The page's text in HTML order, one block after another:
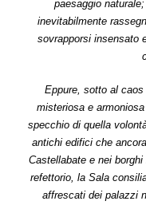
paesaggio
inevitabilmente
sovrapporsi insensato
Eppure, sotto al caos
misteriosa e
specchio di quella
antichi edifici che
Castellabate e nei
refettorio, la Sala
affrescati dei palazzi